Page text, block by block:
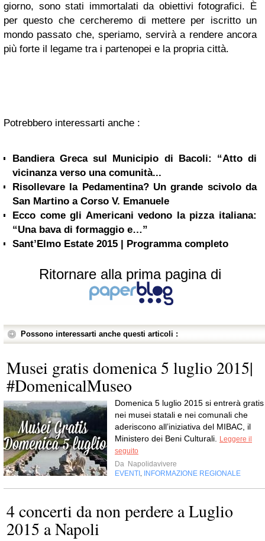
giorno, sono stati immortalati da obiettivi fotografici. È
per questo che cercheremo di mettere per iscritto un
mondo passato che, speriamo, servirà a rendere ancora
più forte il legame tra i partenopei e la propria città.
Potrebbero interessarti anche :
Bandiera Greca sul Municipio di Bacoli: “Atto di
vicinanza verso una comunità...
Risollevare la Pedamentina? Un grande scivolo da
San Martino a Corso V. Emanuele
Ecco come gli Americani vedono la pizza italiana:
“Una bava di formaggio e…”
Sant’Elmo Estate 2015 | Programma completo
Ritornare alla prima pagina di
Possono interessarti anche questi articoli :
Musei gratis domenica 5 luglio 2015|
#DomenicalMuseo
Domenica 5 luglio 2015 si entrerà gratis
nei musei statali e nei comunali che
aderiscono all’iniziativa del MIBAC, il
Ministero dei Beni Culturali.
Leggere il
seguito
Da Napolidavivere
EVENTI
INFORMAZIONE REGIONALE
4 concerti da non perdere a Luglio
2015 a Napoli